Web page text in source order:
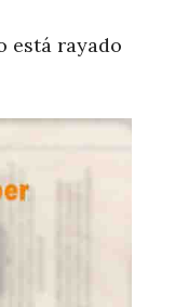
está rayado